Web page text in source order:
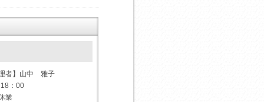
者】山中 雅子
：00
業